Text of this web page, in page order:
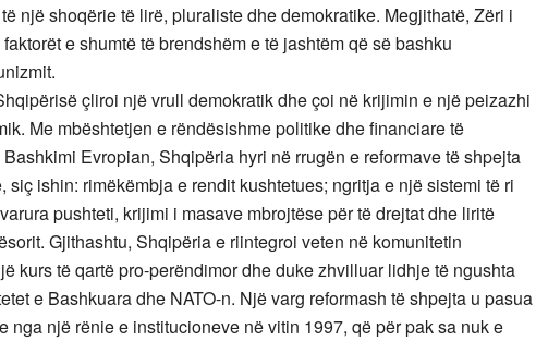
një shoqërie të lirë, pluraliste dhe demokratike. Megjithatë, Zëri i
e shumtë të brendshëm e të jashtëm që së bashku
çliroi një vrull demokratik dhe çoi në krijimin e një peizazhi
Me mbështetjen e rëndësishme politike dhe financiare të
Evropian, Shqipëria hyri në rrugën e reformave të shpejta
ishin: rimëkëmbja e rendit kushtetues; ngritja e një sistemi të ri
pushteti, krijimi i masave mbrojtëse për të drejtat dhe liritë
Gjithashtu, Shqipëria e riintegroi veten në komunitetin
kurs të qartë pro-perëndimor dhe duke zhvilluar lidhje të ngushta
e Bashkuara dhe NATO-n. Një varg reformash të shpejta u pasua
nga një rënie e institucioneve në vitin 1997, që për pak sa nuk e